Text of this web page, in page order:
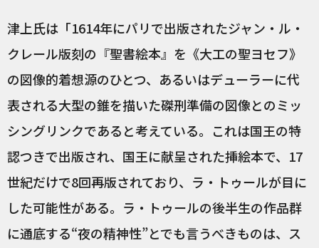
津上氏は「1614年にパリで出版されたジャン・ル・
クレール版刻の『聖書絵本』を《大工の聖ヨセフ》
の図像的着想源のひとつ、あるいはデューラーに代
表される大型の錐を描いた磔刑準備の図像とのミッ
シングリンクであると考えている。これは国王の特
認つきで出版され、国王に献呈された挿絵本で、17
世紀だけで8回再版されており、ラ・トゥールが目に
した可能性がある。ラ・トゥールの後半生の作品群
に通底する“夜の精神性”とでも言うべきものは、ス